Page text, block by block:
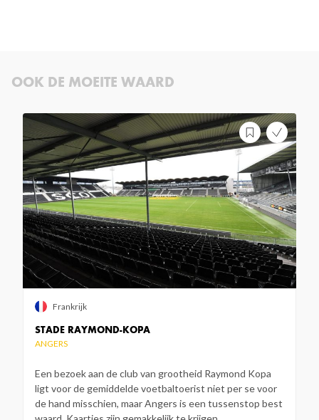
OOK DE MOEITE WAARD
STADE RAYMOND-KOPA
ANGERS
Een bezoek aan de club van grootheid Raymond Kopa
ligt voor de gemiddelde voetbaltoerist niet per se voor
de hand misschien, maar Angers is een tussenstop best
Frankrijk